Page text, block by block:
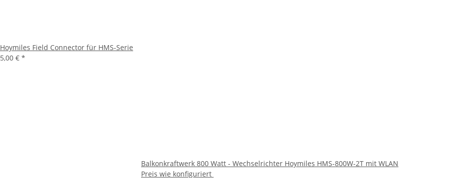
Hoymiles Field Connector für HMS-Serie
5,00 € *
Balkonkraftwerk 800 Watt - Wechselrichter Hoymiles HMS-800W-2T mit WLAN
Preis wie konfiguriert